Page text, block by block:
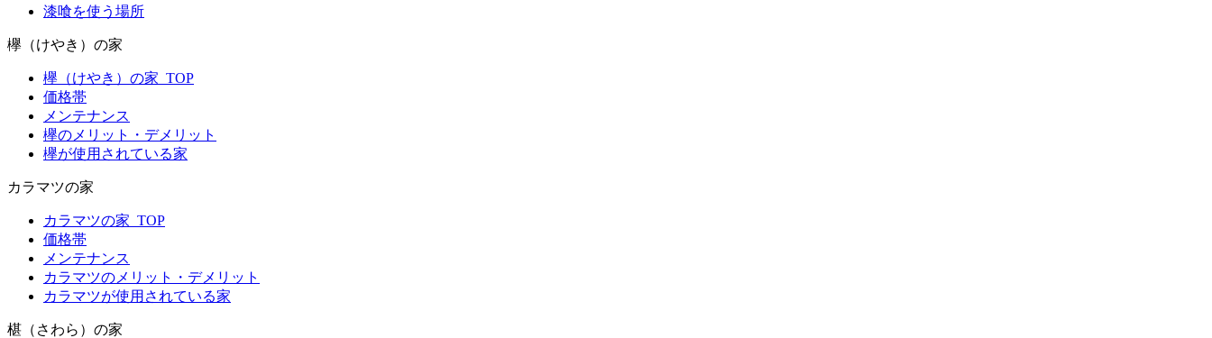
漆喰を使う場所
欅（けやき）の家
欅（けやき）の家_TOP
価格帯
メンテナンス
欅のメリット・デメリット
欅が使用されている家
カラマツの家
カラマツの家_TOP
価格帯
メンテナンス
カラマツのメリット・デメリット
カラマツが使用されている家
椹（さわら）の家